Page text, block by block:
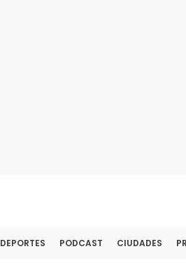
DEPORTES PODCAST CIUDADES